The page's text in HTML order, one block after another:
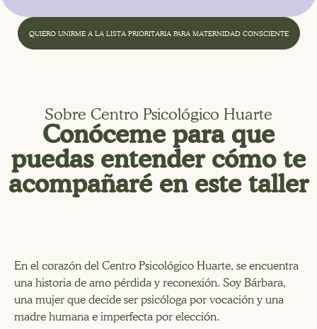
QUIERO UNIRME A LA LISTA PRIORITARIA PARA MATERNIDAD CONSCIENTE
Sobre Centro Psicológico Huarte
Conóceme para que
puedas entender cómo te
acompañaré en este taller
En el corazón del Centro Psicológico Huarte, se encuentra
una historia de amo pérdida y reconexión. Soy Bárbara,
una mujer que decide ser psicóloga por vocación y una
madre humana e imperfecta por elección.